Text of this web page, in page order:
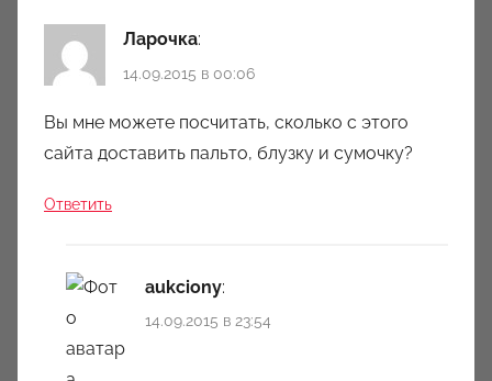
Ларочка:
14.09.2015 в 00:06
Вы мне можете посчитать, сколько с этого
сайта доставить пальто, блузку и сумочку?
Ответить
aukciony:
14.09.2015 в 23:54